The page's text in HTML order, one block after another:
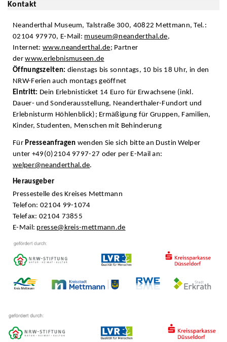
Kontakt
Neanderthal Museum, Talstraße 300, 40822 Mettmann, Tel.:
02104 97970, E-Mail: museum@neanderthal.de,
Internet:www.neanderthal.de; Partner
derwww.erlebnismuseen.de
Öffnungszeiten: dienstags bis sonntags, 10 bis 18 Uhr, in den
NRW-Ferien auch montags geöffnet
Eintritt: Dein Erlebnisticket 14 Euro für Erwachsene (inkl.
Dauer- und Sonderausstellung, Neanderthaler-Fundort und
Erlebnisturm Höhlenblick); Ermäßigung für Gruppen, Familien,
Kinder, Studenten, Menschen mit Behinderung
Für Presseanfragen wenden Sie sich bitte an Dustin Welper
unter +49(0)2104 9797-27 oder per E-Mail an:
welper@neanderthal.de.
Herausgeber
Pressestelle des Kreises Mettmann
Telefon: 02104 99-1074
Telefax: 02104 73855
E-Mail: presse@kreis-mettmann.de